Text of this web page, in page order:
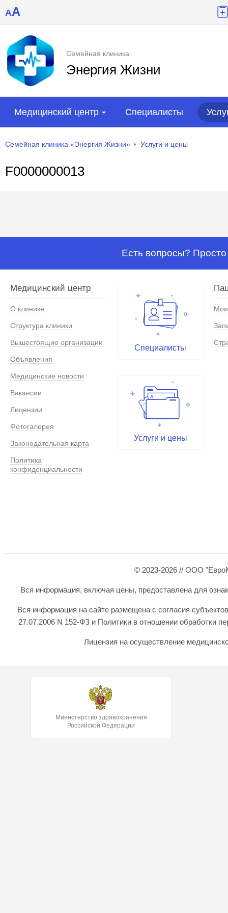
AA
Семейная клиника
Энергия Жизни
Медицинский центр Специалисты
Семейная клиника «Энергия Жизни» Услуги и цены
F0000000013
Есть вопросы?
Медицинский центр
О клинике
Структура клиники
Вышестоящие организации
Объявления
Медицинские новости
Вакансии
Лицензии
Фотогалерея
Законодательная карта
Политика
конфиденциальности
Специалисты
Услуги и цены
© 2023-2026 // ООО
Вся информация, включая цены, предоставлена для
Вся информация на сайте размещена с согласия
27.07.2006 N 152-ФЗ и Политики в отношении обработки
Лицензия на осуществление
Министерство здравохранения
Российской Федерации